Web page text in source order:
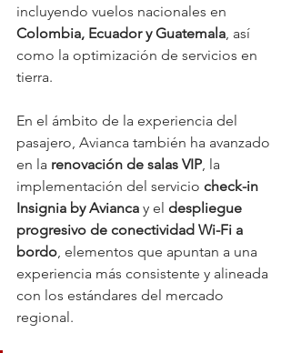
incluyendo vuelos nacionales en
Colombia, Ecuador y Guatemala, así
como la optimización de servicios en
tierra.
En el ámbito de la experiencia del
pasajero, Avianca también ha avanzado
en la renovación de salas VIP, la
implementación del servicio check-in
Insignia by Avianca y el despliegue
progresivo de conectividad Wi-Fi a
bordo, elementos que apuntan a una
experiencia más consistente y alineada
con los estándares del mercado
regional.